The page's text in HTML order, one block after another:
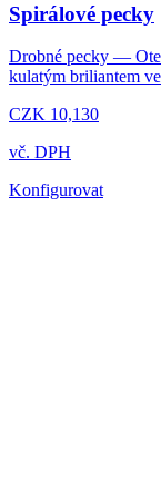
Spirálové pecky
Drobné pecky —
kulatým briliantem
CZK 10,130
vč. DPH
Konfigurovat